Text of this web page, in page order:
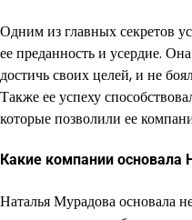
Одним из главных секретов
ее преданность и усердие.
достичь своих целей, и не
Также ее успеху
которые позволили ее
Какие компании основала
Наталья Мурадова основала